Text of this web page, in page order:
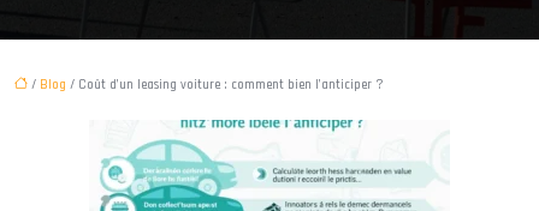
/ Blog / Coût d’un leasing voiture : comment bien l’anticiper ?